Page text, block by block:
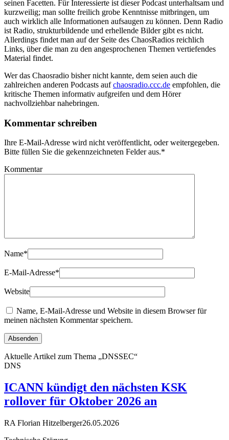
seinen Facetten. Für Interessierte ist dieser Podcast unterhaltsam und
kurzweilig; man sollte freilich grobe Kenntnisse mitbringen, um
auch wirklich alle Informationen aufsaugen zu können. Denn Radio
ist Radio, strukturbildende und erhellende Bilder gibt es nicht.
Allerdings findet man auf der Seite des ChaosRadios reichlich
Links, über die man zu den angesprochenen Themen vertiefendes
Material findet.
Wer das Chaosradio bisher nicht kannte, dem seien auch die
zahlreichen anderen Podcasts aufchaosradio.ccc.de empfohlen, die
kritische Themen informativ aufgreifen und dem Hörer
nachvollziehbar nahebringen.
Kommentar schreiben
Ihre E-Mail-Adresse wird nicht veröffentlicht, oder weitergegeben.
Bitte füllen Sie die gekennzeichneten Felder aus.*
Kommentar
Name*
E-Mail-Adresse*
Website
Name, E-Mail-Adresse und Website in diesem Browser für
meinen nächsten Kommentar speichern.
Aktuelle Artikel zum Thema „DNSSEC“
DNS
ICANN kündigt den nächsten KSK
rollover für Oktober 2026 an
RA Florian Hitzelberger26.05.2026